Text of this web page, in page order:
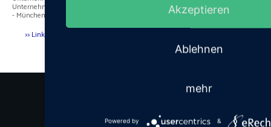
Unternehmenskommunikation so wichtig?
- München/Berlin -
>> Link Bildnachweise
Akzeptieren
Ablehnen
mehr
Powered by &